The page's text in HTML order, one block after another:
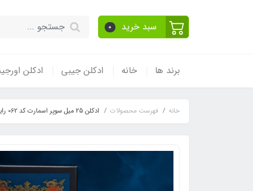
سبد خرید 0
برند ها خانه ادکلن جیبی ادکلن
خانه فهرست محصولات ادکلن 25 میل سوپر اسمارت کد 062 رایحه شیخ کلاسیک 77 Shaik Opulent Classic No 77